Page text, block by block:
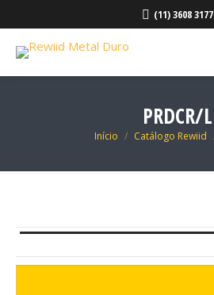
(11) 3608 3177
PRDCR/L
Você está aqui:
Início Catálogo Rewiid